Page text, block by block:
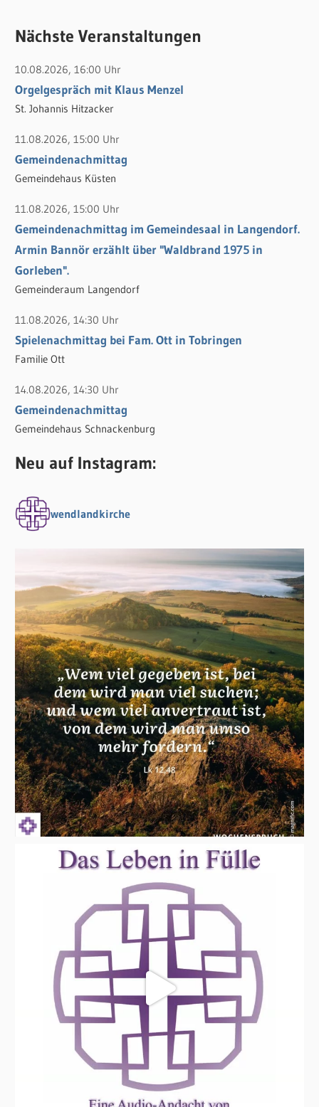
h
n
n
a
c
h
:
Nächste Veranstaltungen
10.08.2026, 16:00 Uhr
Orgelgespräch mit Klaus Menzel
St. Johannis Hitzacker
11.08.2026, 15:00 Uhr
Gemeindenachmittag
Gemeindehaus Küsten
11.08.2026, 15:00 Uhr
Gemeindenachmittag im Gemeindesaal in Langendorf.
Armin Bannör erzählt über "Waldbrand 1975 in
Gorleben".
Gemeinderaum Langendorf
11.08.2026, 14:30 Uhr
Spielenachmittag bei Fam. Ott in Tobringen
Familie Ott
14.08.2026, 14:30 Uhr
Gemeindenachmittag
Gemeindehaus Schnackenburg
Neu auf Instagram:
wendlandkirche